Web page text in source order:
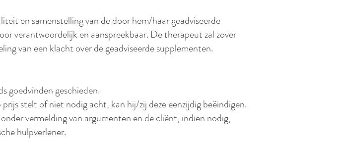
en samenstelling van de door hem/haar geadviseerde
verantwoordelijk en aanspreekbaar. De therapeut zal zover
van een klacht over de geadviseerde supplementen.
goedvinden geschieden.
stelt of niet nodig acht, kan hij/zij deze eenzijdig beëindigen.
vermelding van argumenten en de cliënt, indien nodig,
hulpverlener.